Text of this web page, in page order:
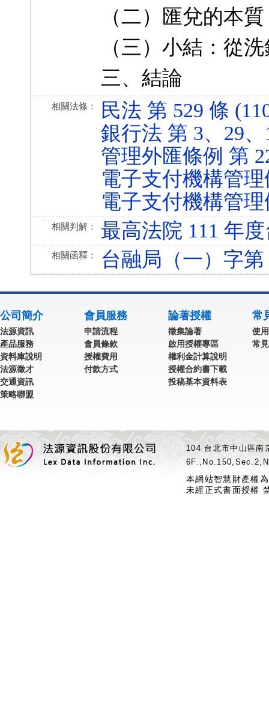
（二）匯兌的本
（三）小結：從
三、結論
相關法條：
民法 第 529 條
銀行法 第 3、29、
管理外匯條例 第
電子支付機構管理
電子支付機構管理
相關判解： 最高法院 111 年
相關函釋： 台融局（一）字第
公司簡介
法源資訊
產品服務
資料庫說明
法源徵才
交通資訊
策略聯盟
會員服務
申請流程
會員條款
授權費用
付款方式
論著授權
徵集論著
啟用授權專區
權利金計算說明
授權合約書下載
投稿基本資料表
常
使
常
104 台北市中山區
本網站智慧財產權
未經正式書面授權